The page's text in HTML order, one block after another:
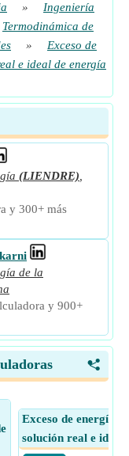
»
Ingeniería
Termodinámica de
»
Exceso de
e ideal de energía
(LIENDRE)
y 300+ más
de la
y 900+
<
Exceso de energía
solución real e ideal